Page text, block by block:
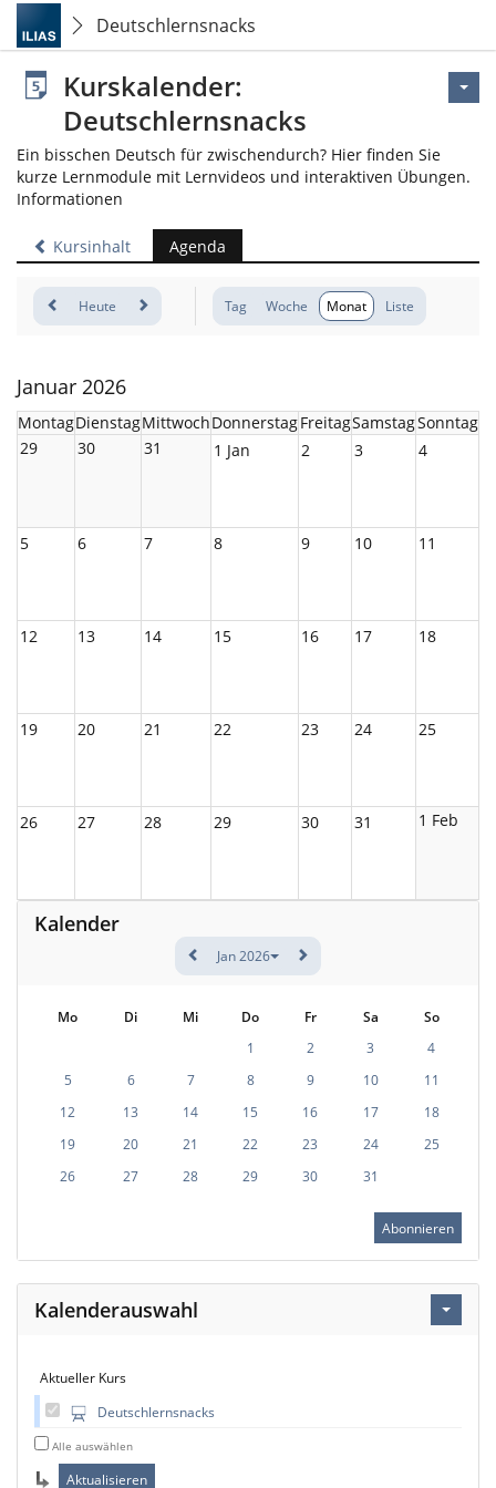
Deutschlernsnacks
Kurskalender:
Deutschlernsnacks
Ein bisschen Deutsch für zwischendurch? Hier finden Sie
kurze Lernmodule mit Lernvideos und interaktiven Übungen.
Informationen
Kursinhalt Agenda
Heute Tag Woche Monat Liste
Januar 2026
MontagDienstagMittwochDonnerstagFreitagSamstagSonntag
29
30 31 1 Jan 2 3 4
5 6 7 8 9 10 11
12 13 14 15 16 17 18
19 20 21 22 23 24 25
26 27 28 29 30 31 1 Feb
Kalender
Jan 2026
Mo Di Mi Do Fr Sa
So
1
2 3
4
5
6 7 8 9 10
11
12
13 14 15 16 17
18
19
20 21 22 23 24
25
26
27 28 29 30 31
Abonnieren
Kalenderauswahl
Aktueller Kurs
Deutschlernsnacks
Alle auswählen